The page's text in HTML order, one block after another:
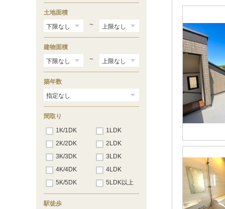
中央林間（165）
土地面積
～
建物面積
～
築年数
間取り
1K/1DK
1LDK
2K/2DK
2LDK
3K/3DK
3LDK
4K/4DK
4LDK
5K/5DK
5LDK以上
駅徒歩